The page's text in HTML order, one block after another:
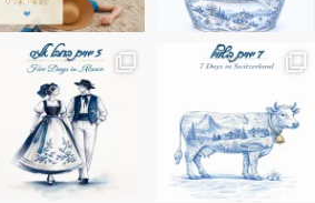
בחבל אלזס צרפת
בחופשה שבו הכל נהיה פשוט יותר.